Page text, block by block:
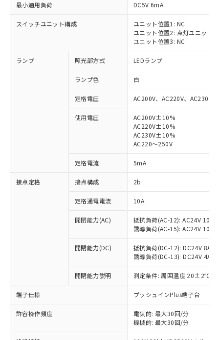
最小適用負荷 DC5V 6mA
スイッチユニット構成
ユニット位置1: NC
ユニット位置2: 点灯ユニット
ユニット位置3: NC
ランプ 照光部方式 LEDランプ
ランプ色 白
定格電圧 AC200V、AC220V、AC230V
使用電圧
AC200V±10%
AC220V±10%
AC230V±10%
AC220～250V
定格電流 5mA
接点定格 接点構成 2b
定格通電電流 10A
開閉能力(AC)
抵抗負荷(AC-12): AC24V 10A/
誘導負荷(AC-15): AC24V
開閉能力(DC)
抵抗負荷(DC-12): DC24V 8A/
誘導負荷(DC-13): DC24V 4A/
開閉能力説明 測定条件: 周囲温度 20±2℃、
端子仕様 プッシュインPlus端子台
許容操作頻度
電気的: 最大30回/分
機械的: 最大30回/分
ご利用条件
以下の条件をお読みいただき、同意のうえ
ご利用ください。
本サービスは、当社制御機器事業取扱
商品の当社在庫状況および標準価格
(税抜)を提供させていただくもので
当社制御機器事業取扱商品の中には、
ことをご了承ください。
在庫状況および標準価格照会結果は、
記載している更新日時点での社内デー
タに基づき作成されるものであり、閲
※1 対応状況
対応済み：EU RoHS指令（10物質）の
非含有に対応した製品が提供可能な商品で
対応予定：EU RoHS指令（10物質）の非含
有に対応した製品に切り替える予定のある
対応予定なし：EU RoHS指令（10物質）の
非含有に非対応の商品で、対応品を出す予
定はありません。
調査・確認中：EU RoHS指令（10物質）の
非含有の対応状況を調査中または確認中の
非該当品：ライセンス料など無形物で、有
害物質有無と関係のない商品です。
仕入先様の事情により、非含有部品として
いたものが、含有品と判明した場合などや
むを得ず変更することがあります。
鉛(Pb) 1000ppm以下、 水銀(Hg) 1000ppm以下、 カド
※1 中国RoHS○×表
「○」：最大均質材料含有率が中国RoHSの
基準値以下であることを示します。
「×」：最大均質材料含有率が中国RoHSの
基準値を超えていることを示します。
「－」：未確認です。当社販売部門へお問
い合わせください。
*中国RoHS10物質の基準値 (GB/T26572)：
当社は、これら貴社製品のうち、外国
為替および外国貿易法に定める商品
（以下｢規制貨物等」という）を輸出
または国外への提供する場合は、日本
国政府の輸出許可(または役務取引許